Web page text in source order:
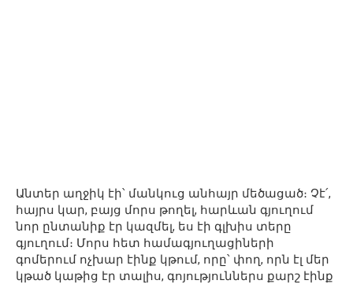
Անտեր աղջիկ էի՝ մանկուց անհայր մեծացած։ Չէ՛,
հայրս կար, բայց մորս թողել, հարևան գյուղում
նոր ընտանիք էր կազմել, ես էի գլխիս տերը
գյուղում։ Մորս հետ համագյուղացիների
գոմերում ոչխար էինք կթում, որը՝ փող, որն էլ մեր
կթած կաթից էր տալիս, գոյություններս քարշ էինք